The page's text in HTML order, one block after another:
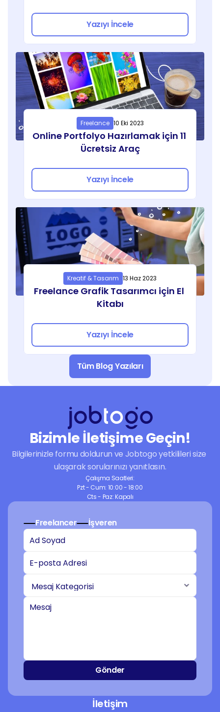
Yazıyı İncele
Freelance 10 Eki 2023
Online Portfolyo Hazırlamak için 11
Ücretsiz Araç
Yazıyı İncele
Kreatif & Tasarım 13 Haz 2023
Freelance Grafik Tasarımcı için El
Kitabı
Yazıyı İncele
Tüm Blog Yazıları
Bizimle İletişime Geçin!
Bilgilerinizle formu doldurun ve Jobtogo yetkilileri size
ulaşarak sorularınızı yanıtlasın.
Çalışma Saatleri:
Pzt - Cum: 10:00 - 18:00
Cts - Paz: Kapalı
Freelancer İşveren
Gönder
İletişim